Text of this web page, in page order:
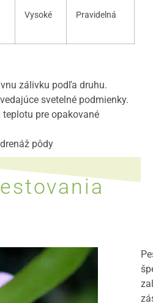
Vysoké Pravidelná
zálivku podľa druhu.
svetelné podmienky.
pre opakované
pôdy